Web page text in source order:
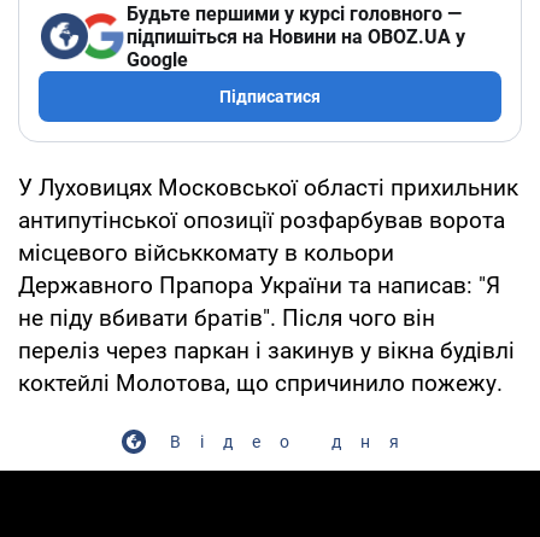
Будьте першими у курсі головного —
підпишіться на Новини на OBOZ.UA у
Google
Підписатися
У Луховицях Московської області прихильник
антипутінської опозиції розфарбував ворота
місцевого військкомату в кольори
Державного Прапора України та написав: "Я
не піду вбивати братів". Після чого він
переліз через паркан і закинув у вікна будівлі
коктейлі Молотова, що спричинило пожежу.
Відео дня